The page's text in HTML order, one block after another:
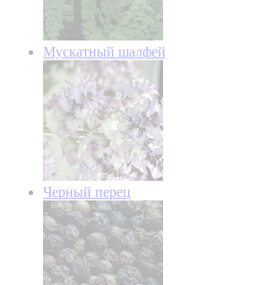
Мускатный шалфей
Черный перец